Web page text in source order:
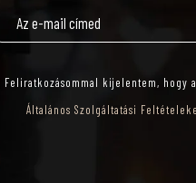
Feliratkozásommal kijelentem, hogy a
Általános Szolgáltatási